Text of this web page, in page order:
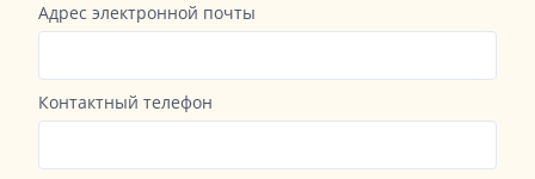
Адрес электронной почты
Контактный телефон